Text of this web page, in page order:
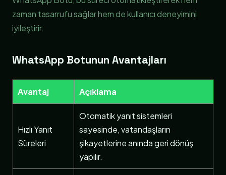
zaman tasarrufu sağlar hem de kullanıcı deneyimini
iyileştirir.
WhatsApp Botunun Avantajları
Avantaj Açıklama
Hızlı Yanıt
Süreleri
Otomatik yanıt sistemleri
sayesinde, vatandaşların
şikayetlerine anında geri dönüş
yapılır.